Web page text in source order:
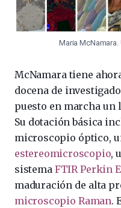
Maria McNamara.
McNamara tiene
docena de
puesto en marcha un
Su dotación básica
microscopio óptico,
estereomicroscopio,
sistema FTIR Perkin
maduración de alta
microscopio Raman.